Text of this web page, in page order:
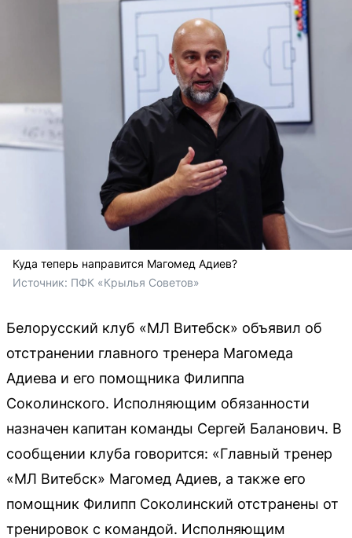
Куда теперь направится Магомед Адиев?
Источник: ПФК «Крылья Советов»
Белорусский клуб «МЛ Витебск» объявил об
отстранении главного тренера Магомеда
Адиева и его помощника Филиппа
Соколинского. Исполняющим обязанности
назначен капитан команды Сергей Баланович. В
сообщении клуба говорится: «Главный тренер
«МЛ Витебск» Магомед Адиев, а также его
помощник Филипп Соколинский отстранены от
тренировок с командой. Исполняющим